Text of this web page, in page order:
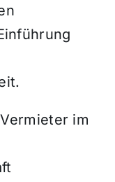
im